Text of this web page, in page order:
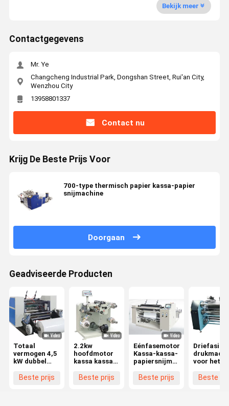
Bekijk meer
Contactgegevens
Mr. Ye
Changcheng Industrial Park, Dongshan Street, Rui'an City,
Wenzhou City
13958801337
Contact nu
Krijg De Beste Prijs Voor
700-type thermisch papier kassa-papier
snijmachine
Doorgaan
Geadviseerde Producten
Totaal
vermogen 4,5
kW dubbel
kassa-papier
Beste prijs
2.2kw
hoofdmotor
kassa kassa
snijmachine
Beste prijs
Eénfasemotor
Kassa-kassa-
papiersnijmachine
ventilatormotor
Beste prijs
Driefasige
voor het
papier met
Beste